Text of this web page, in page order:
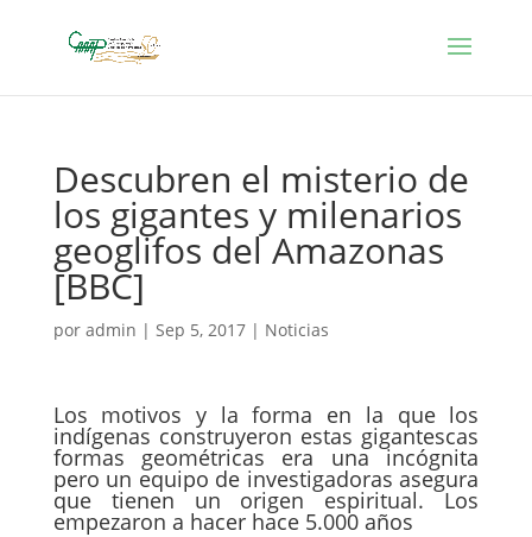
Descubren el misterio de
los gigantes y milenarios
geoglifos del Amazonas
[BBC]
por admin | Sep 5, 2017| Noticias
Los motivos y la forma en la que los
indígenas construyeron estas gigantescas
formas geométricas era una incógnita
pero un equipo de investigadoras asegura
que tienen un origen espiritual. Los
empezaron a hacer hace 5.000 años